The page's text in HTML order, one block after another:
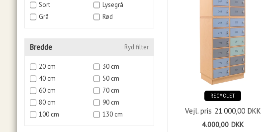
Sort
Lysegrå
Grå
Rød
Bredde Ryd filter
20 cm
30 cm
40 cm
50 cm
60 cm
70 cm
80 cm
90 cm
100 cm
130 cm
RECYCLET
Vejl. pris 21.000,00 DKK
4.000,00 DKK